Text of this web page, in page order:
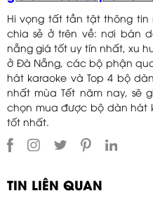
Hi vọng tất tần tật thông tin
chia sẻ ở trên về: nơi bán
nẵng giá tốt uy tín nhất, xu
ở Đà Nẵng, các bộ phận
hát karaoke và Top 4 bộ
nhất mùa Tết năm nay, sẽ
chọn mua được bộ dàn hát
tốt nhất.
TIN LIÊN QUAN